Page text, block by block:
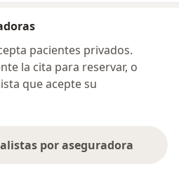
pacientes privados.
la cita para reservar, o
que acepte su
por aseguradora